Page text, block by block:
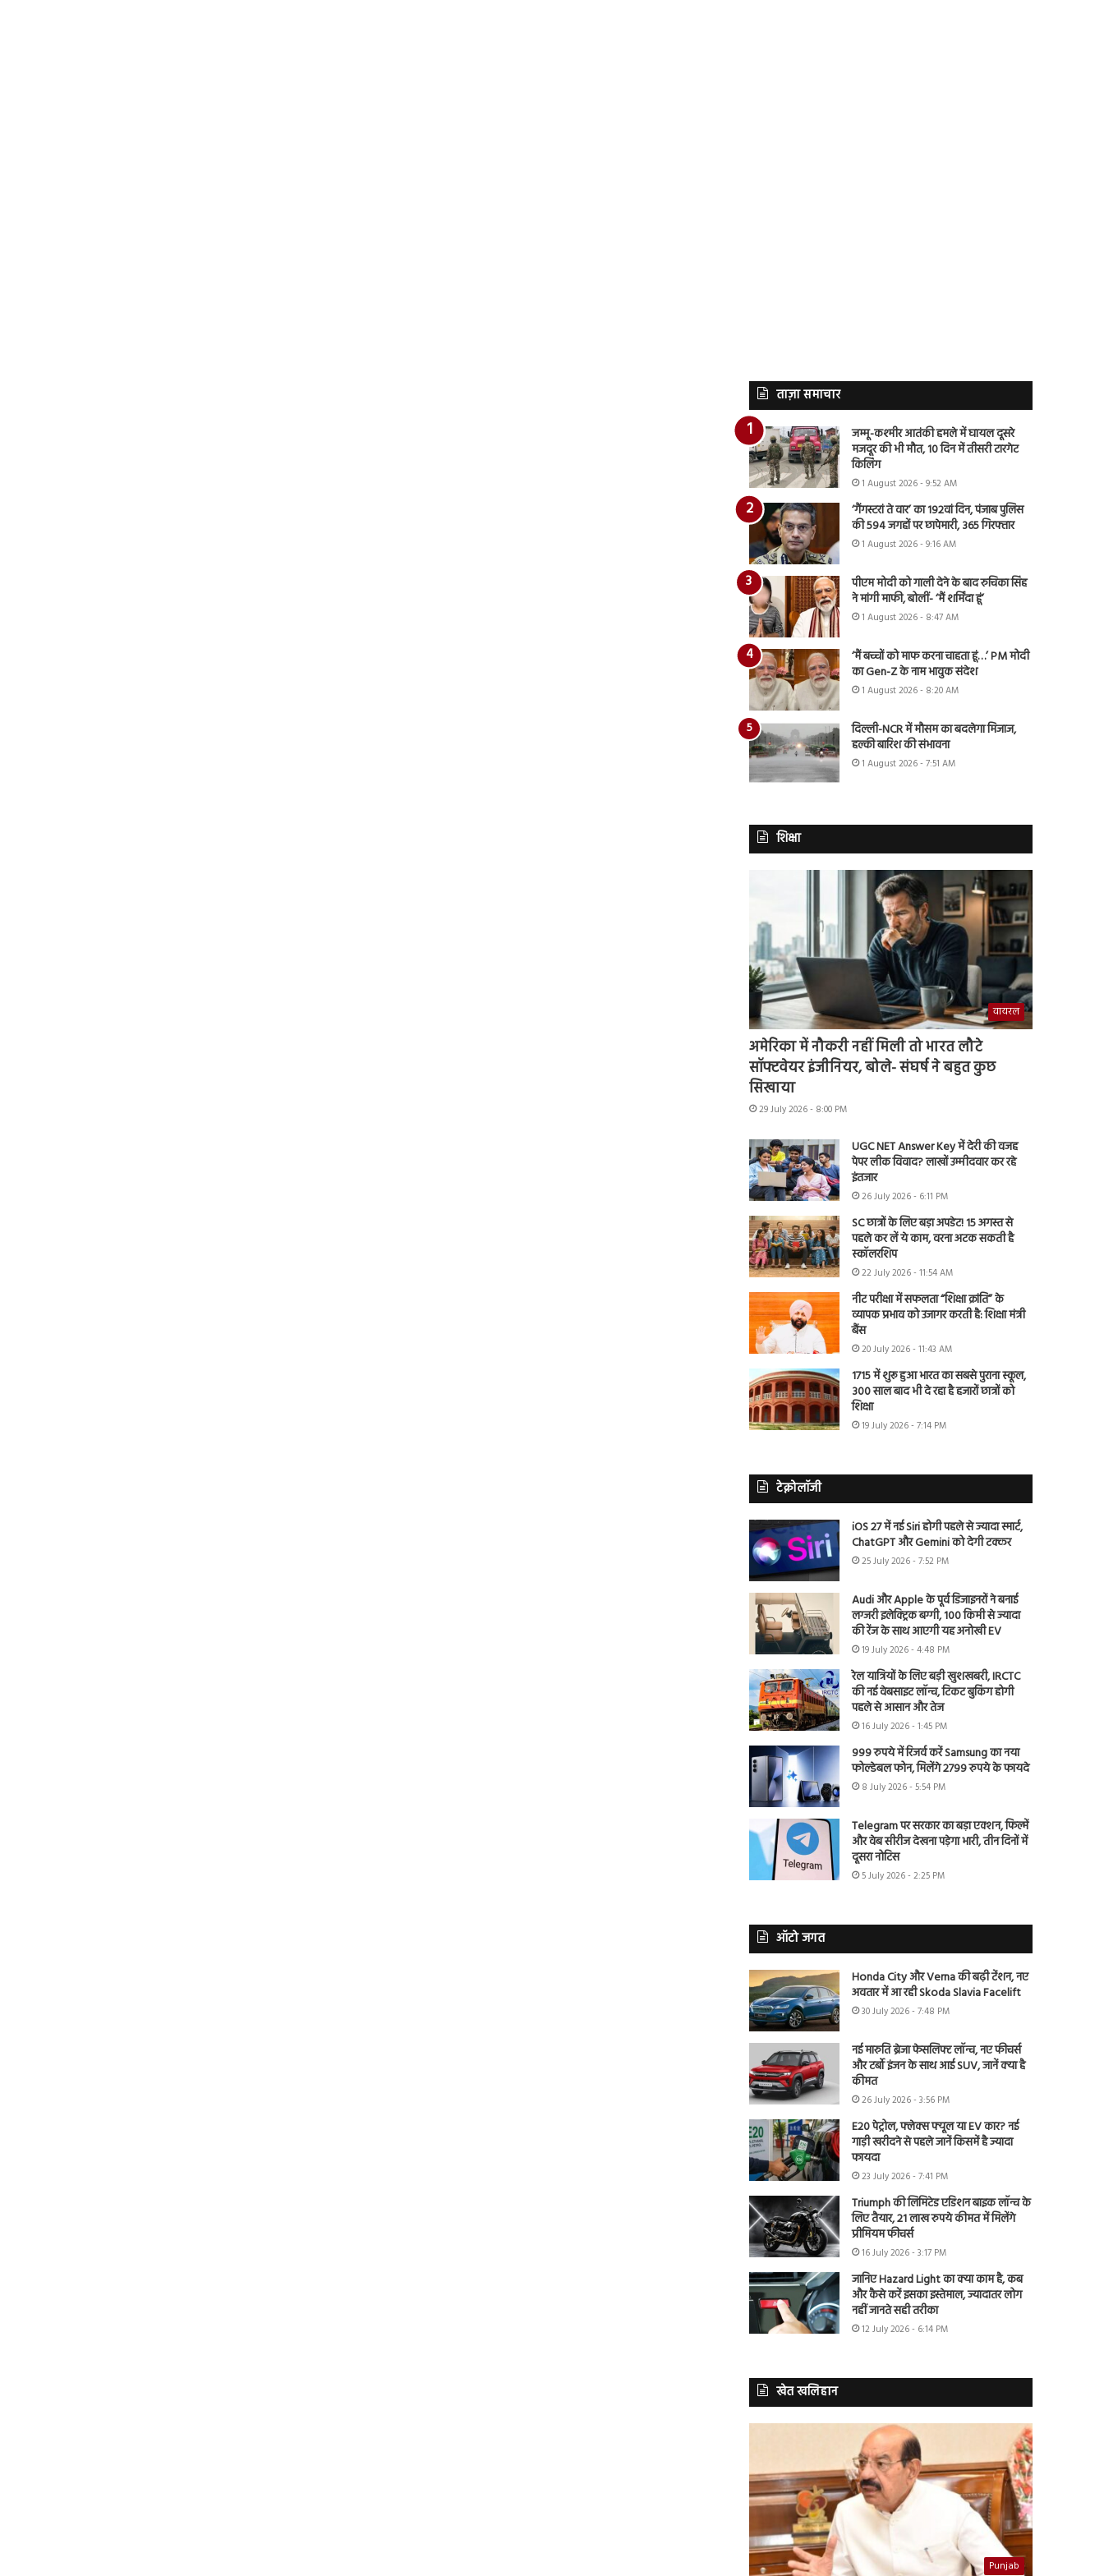
ताज़ा समाचार
जम्मू-कश्मीर आतंकी हमले में घायल दूसरे
मजदूर की भी मौत, 10 दिन में तीसरी टारगेट
किलिंग
1 August 2026 - 9:52 AM
‘गैंगस्टरां ते वार’ का 192वां दिन, पंजाब पुलिस
की 594 जगहों पर छापेमारी, 365 गिरफ्तार
1 August 2026 - 9:16 AM
पीएम मोदी को गाली देने के बाद रुचिका सिंह
ने मांगी माफी, बोलीं- ‘मैं शर्मिंदा हूं’
1 August 2026 - 8:47 AM
‘मैं बच्चों को माफ करना चाहता हूं…’ PM मोदी
का Gen-Z के नाम भावुक संदेश
1 August 2026 - 8:20 AM
दिल्ली-NCR में मौसम का बदलेगा मिजाज,
हल्की बारिश की संभावना
1 August 2026 - 7:51 AM
शिक्षा
वायरल
अमेरिका में नौकरी नहीं मिली तो भारत लौटे
सॉफ्टवेयर इंजीनियर, बोले- संघर्ष ने बहुत कुछ
सिखाया
29 July 2026 - 8:00 PM
UGC NET Answer Key में देरी की वजह
पेपर लीक विवाद? लाखों उम्मीदवार कर रहे
इंतजार
26 July 2026 - 6:11 PM
SC छात्रों के लिए बड़ा अपडेट! 15 अगस्त से
पहले कर लें ये काम, वरना अटक सकती है
स्कॉलरशिप
22 July 2026 - 11:54 AM
नीट परीक्षा में सफलता “शिक्षा क्रांति” के
व्यापक प्रभाव को उजागर करती है: शिक्षा मंत्री
बैंस
20 July 2026 - 11:43 AM
1715 में शुरू हुआ भारत का सबसे पुराना स्कूल,
300 साल बाद भी दे रहा है हजारों छात्रों को
शिक्षा
19 July 2026 - 7:14 PM
टेक्नोलॉजी
iOS 27 में नई Siri होगी पहले से ज्यादा स्मार्ट,
ChatGPT और Gemini को देगी टक्कर
25 July 2026 - 7:52 PM
Audi और Apple के पूर्व डिजाइनरों ने बनाई
लग्जरी इलेक्ट्रिक बग्गी, 100 किमी से ज्यादा
की रेंज के साथ आएगी यह अनोखी EV
19 July 2026 - 4:48 PM
रेल यात्रियों के लिए बड़ी खुशखबरी, IRCTC
की नई वेबसाइट लॉन्च, टिकट बुकिंग होगी
पहले से आसान और तेज
16 July 2026 - 1:45 PM
999 रुपये में रिजर्व करें Samsung का नया
फोल्डेबल फोन, मिलेंगे 2799 रुपये के फायदे
8 July 2026 - 5:54 PM
Telegram पर सरकार का बड़ा एक्शन, फिल्में
और वेब सीरीज देखना पड़ेगा भारी, तीन दिनों में
दूसरा नोटिस
5 July 2026 - 2:25 PM
ऑटो जगत
Honda City और Verna की बढ़ी टेंशन, नए
अवतार में आ रही Skoda Slavia Facelift
30 July 2026 - 7:48 PM
नई मारुति ब्रेजा फेसलिफ्ट लॉन्च, नए फीचर्स
और टर्बो इंजन के साथ आई SUV, जानें क्या है
कीमत
26 July 2026 - 3:56 PM
E20 पेट्रोल, फ्लेक्स फ्यूल या EV कार? नई
गाड़ी खरीदने से पहले जानें किसमें है ज्यादा
फायदा
23 July 2026 - 7:41 PM
Triumph की लिमिटेड एडिशन बाइक लॉन्च के
लिए तैयार, 21 लाख रुपये कीमत में मिलेंगे
प्रीमियम फीचर्स
16 July 2026 - 3:17 PM
जानिए Hazard Light का क्या काम है, कब
और कैसे करें इसका इस्तेमाल, ज्यादातर लोग
नहीं जानते सही तरीका
12 July 2026 - 6:14 PM
खेत खलिहान
Punjab